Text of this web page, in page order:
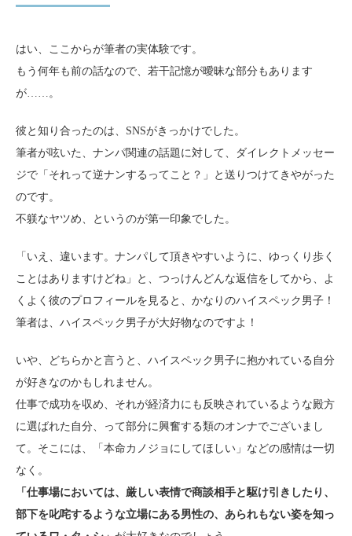
はい、ここからが筆者の実体験です。
もう何年も前の話なので、若干記憶が曖昧な部分もあります
が……。
彼と知り合ったのは、SNSがきっかけでした。
筆者が呟いた、ナンパ関連の話題に対して、ダイレクトメッセー
ジで「それって逆ナンするってこと？」と送りつけてきやがった
のです。
不躾なヤツめ、というのが第一印象でした。
「いえ、違います。ナンパして頂きやすいように、ゆっくり歩く
ことはありますけどね」と、つっけんどんな返信をしてから、よ
くよく彼のプロフィールを見ると、かなりのハイスペック男子！
筆者は、ハイスペック男子が大好物なのですよ！
いや、どちらかと言うと、ハイスペック男子に抱かれている自分
が好きなのかもしれません。
仕事で成功を収め、それが経済力にも反映されているような殿方
に選ばれた自分、って部分に興奮する類のオンナでございまし
て。そこには、「本命カノジョにしてほしい」などの感情は一切
なく。
「仕事場においては、厳しい表情で商談相手と駆け引きしたり、
部下を叱咤するような立場にある男性の、あられもない姿を知っ